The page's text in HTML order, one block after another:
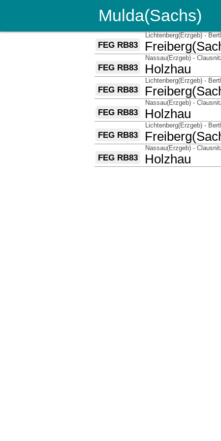
Mulda(Sachs)
FEG RB83 nach
über
Lichtenberg(Erzgeb) -
FEG RB83 nach
Holzhau
über
Nassau(Erzgeb) -
FEG RB83 nach
über
Lichtenberg(Erzgeb) -
FEG RB83 nach
Holzhau
über
Nassau(Erzgeb) -
FEG RB83 nach
über
Lichtenberg(Erzgeb) -
FEG RB83 nach
Holzhau
über
Nassau(Erzgeb) -